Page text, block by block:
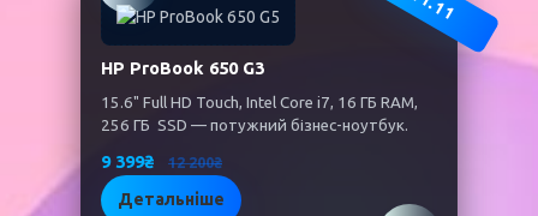
HP ProBook 650 G3
15.6" Full HD Touch, Intel Core i7, 16 ГБ RAM,
256 ГБ SSD — потужний бізнес-ноутбук.
9 399₴ 12 200₴
Детальніше